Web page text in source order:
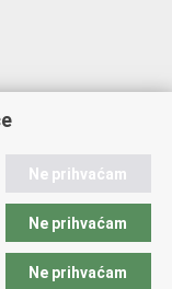
Ne prihvaćam
Ne prihvaćam
Ne prihvaćam